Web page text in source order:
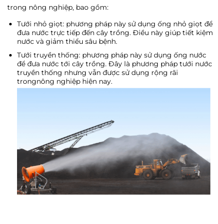
trong nông nghiệp, bao gồm:
Tưới nhỏ giọt: phương pháp này sử dụng ống nhỏ giọt để
đưa nước trực tiếp đến cây trồng. Điều này giúp tiết kiệm
nước và giảm thiểu sâu bệnh.
Tưới truyền thống: phương pháp này sử dụng ống nước
để đưa nước tới cây trồng. Đây là phương pháp tưới nước
truyền thống nhưng vẫn được sử dụng rộng rãi
trongnông nghiệp hiện nay.